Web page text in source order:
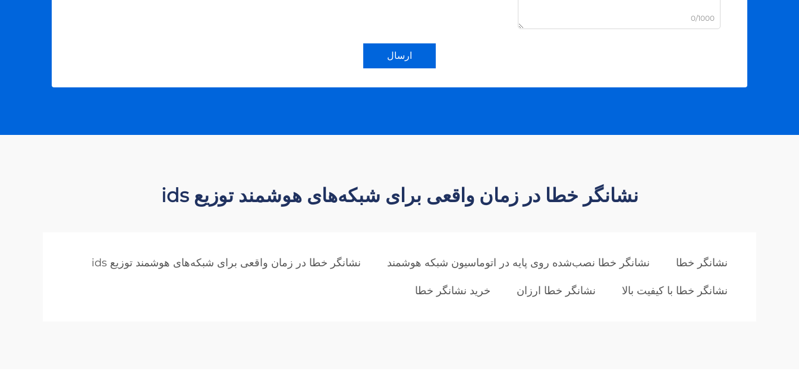
0/1000
ارسال
نشانگر خطا در زمان واقعی برای شبکه‌های هوشمند توزیع ids
نشانگر خطا نشانگر خطا نصب‌شده روی پایه در اتوماسیون شبکه هوشمند نشانگر خطا در زمان واقعی برای شبکه‌های هوشمند توزیع ids
نشانگر خطا با کیفیت بالا نشانگر خطا ارزان خرید نشانگر خطا